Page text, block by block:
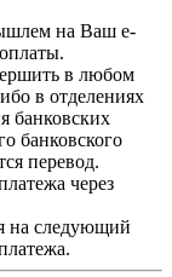
на Ваш e-
в любом
в отделениях
банковских
банковского
перевод.
через
на следующий